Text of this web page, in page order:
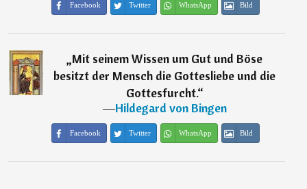
Facebook Twitter WhatsApp Bild
„Mit seinem Wissen um Gut und Böse
besitzt der Mensch die Gottesliebe und die
Gottesfurcht.“
―Hildegard von Bingen
Facebook Twitter WhatsApp Bild